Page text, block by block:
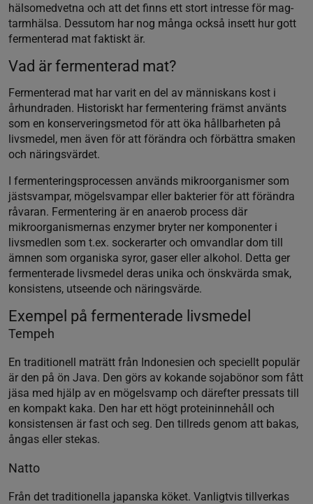
hälsomedvetna och att det finns ett stort intresse för mag-
tarmhälsa. Dessutom har nog många också insett hur gott
fermenterad mat faktiskt är.
Vad är fermenterad mat?
Fermenterad mat har varit en del av människans kost i
århundraden. Historiskt har fermentering främst använts
som en konserveringsmetod för att öka hållbarheten på
livsmedel, men även för att förändra och förbättra smaken
och näringsvärdet.
I fermenteringsprocessen används mikroorganismer som
jästsvampar, mögelsvampar eller bakterier för att förändra
råvaran. Fermentering är en anaerob process där
mikroorganismernas enzymer bryter ner komponenter i
livsmedlen som t.ex. sockerarter och omvandlar dom till
ämnen som organiska syror, gaser eller alkohol. Detta ger
fermenterade livsmedel deras unika och önskvärda smak,
konsistens, utseende och näringsvärde.
Exempel på fermenterade livsmedel
Tempeh
En traditionell maträtt från Indonesien och speciellt populär
är den på ön Java. Den görs av kokande sojabönor som fått
jäsa med hjälp av en mögelsvamp och därefter pressats till
en kompakt kaka. Den har ett högt proteininnehåll och
konsistensen är fast och seg. Den tillreds genom att bakas,
ångas eller stekas.
Natto
Från det traditionella japanska köket. Vanligtvis tillverkas